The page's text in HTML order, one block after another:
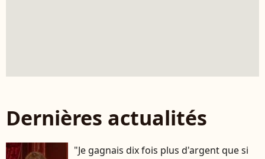
Dernières actualités
"Je gagnais dix fois plus d'argent que si